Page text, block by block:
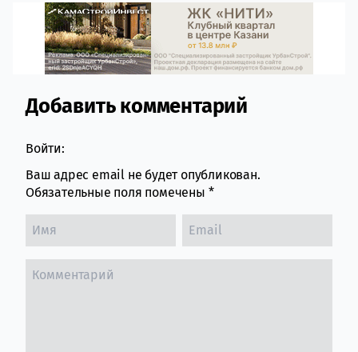
Comment section
Добавить комментарий
Войти:
Ваш адрес email не будет опубликован.
Обязательные поля помечены *